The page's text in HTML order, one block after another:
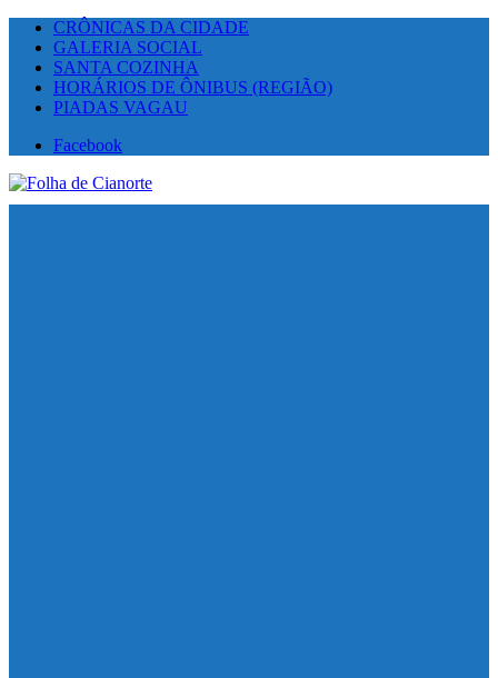
CRÔNICAS DA CIDADE
GALERIA SOCIAL
SANTA COZINHA
HORÁRIOS DE ÔNIBUS (REGIÃO)
PIADAS VAGAU
Facebook